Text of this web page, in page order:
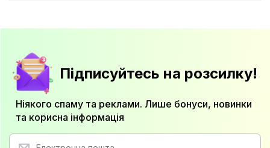
Підписуйтесь на розсилку!
Ніякого спаму та реклами. Лише бонуси, новинки
та корисна інформація